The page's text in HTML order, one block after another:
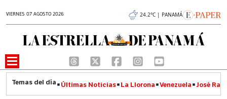
VIERNES 07 AGOSTO 2026 24.2°C | PANAMÁ
Últimas Noticias La Llorona Venezuela José